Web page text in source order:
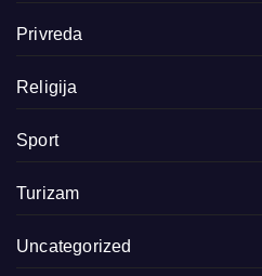
Privreda
Religija
Sport
Turizam
Uncategorized